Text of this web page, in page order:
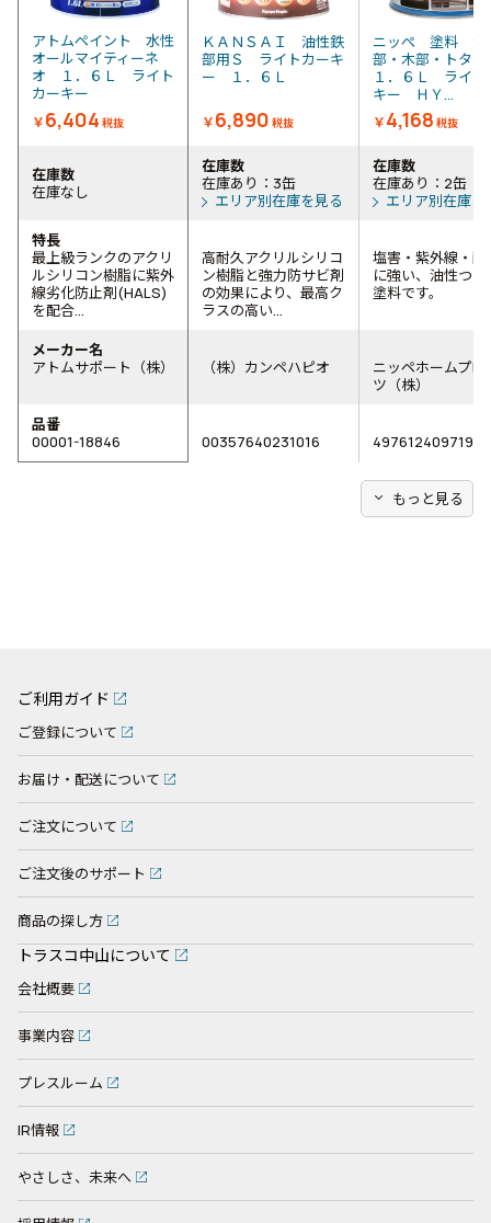
アトムペイント 水性
オールマイティーネ
オ １．６Ｌ ライト
カーキー
￥6,404 税抜
ＫＡＮＳＡＩ 油性鉄
部用Ｓ ライトカーキ
ー １．６Ｌ
￥6,890 税抜
ニッぺ 塗料 油
部・木部・トタ
１．６Ｌ ライト
キー ＨＹ...
￥4,168 税抜
在庫数
在庫なし
在庫数
在庫あり：3缶
エリア別在庫を見る
在庫数
在庫あり：2缶
エリア別在庫を
特長
最上級ランクのアクリ
ルシリコン樹脂に紫外
線劣化防止剤(HALS)
を配合...
高耐久アクリルシリコ
ン樹脂と強力防サビ剤
の効果により、最高ク
ラスの高い...
塩害・紫外線・酸
に強い、油性つや
塗料です。
メーカー名
アトムサポート（株）
（株）カンペハピオ
ニッペホームプロ
ツ（株）
品番
00001-18846
00357640231016 4976124097195
expand_more もっと見る
ご利用ガイド
ご登録について
お届け・配送について
ご注文について
ご注文後のサポート
商品の探し方
トラスコ中山について
会社概要
事業内容
プレスルーム
IR情報
やさしさ、未来へ